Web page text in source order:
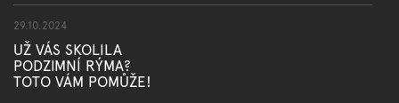
29.10.2024
UŽ VÁS SKOLILA
PODZIMNÍ RÝMA?
TOTO VÁM POMŮŽE!